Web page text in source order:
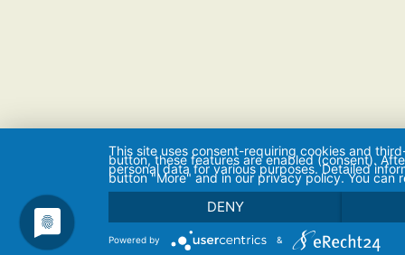
This site uses consent-requiring cookies and
button, these features are enabled (consent).
personal data for various purposes. Detailed
button "More" and in our privacy policy. You can
DENY
Powered by &